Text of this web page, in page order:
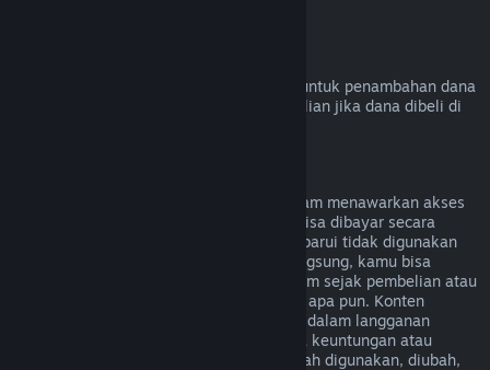
Kamu bisa meminta pengembalian dana untuk penambahan dana
Steam Wallet dalam 14 hari sejak pembelian jika dana dibeli di
Untuk beberapa konten dan layanan, Steam menawarkan akses
berkala (cth. per bulan, per tahun) yang bisa dibayar secara
berulang. Jika langganan yang bisa diperbarui tidak digunakan
selama masa tagihan yang sedang berlangsung, kamu bisa
meminta pengembalian dana dalam 48 jam sejak pembelian atau
dalam 48 jam untuk pembaruan otomatis apa pun. Konten
dianggap digunakan jika game mana pun dalam langganan
dimainkan selama masa tagihan atau jika keuntungan atau
diskon digunakan dengan lanngganan telah digunakan, diubah,